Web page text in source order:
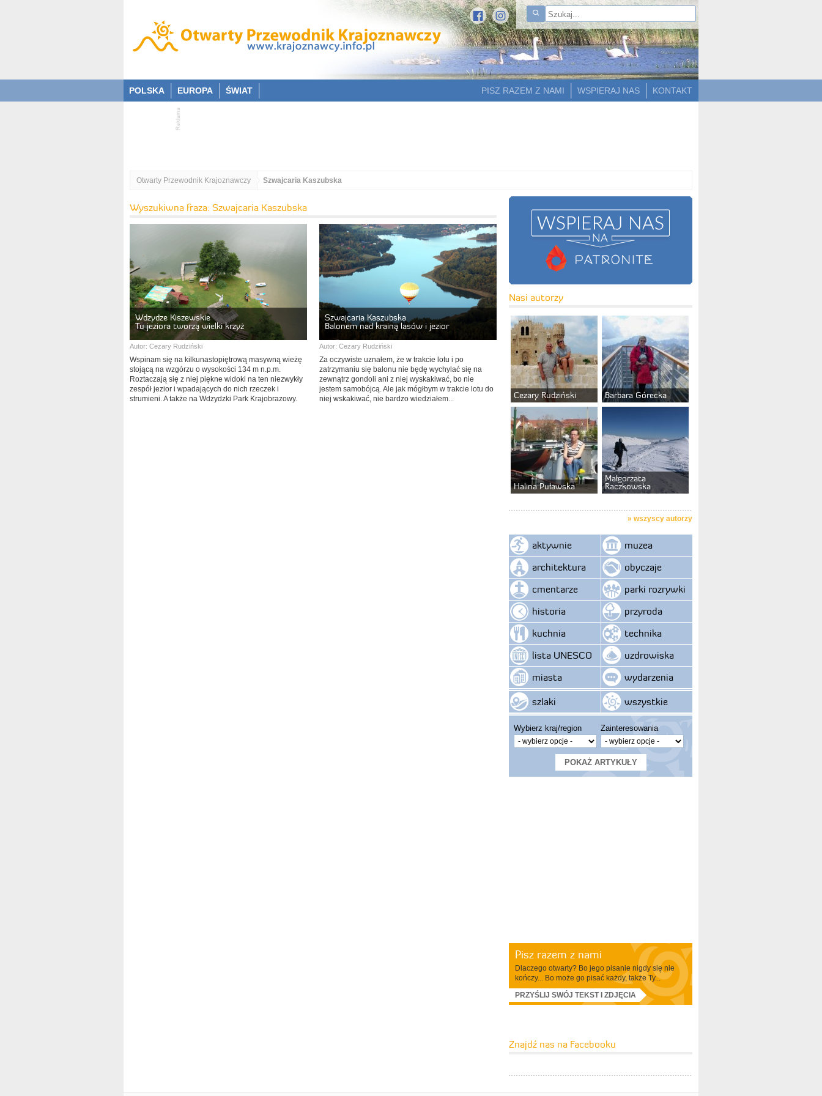
POLSKA EUROPA ŚWIAT KONTAKT
WSPIERAJ NAS
PISZ RAZEM Z NAMI
Otwarty Przewodnik Krajoznawczy Szwajcaria Kaszubska
Wyszukiwna fraza: Szwajcaria Kaszubska
Wdzydze Kiszewskie
Tu jeziora tworzą wielki krzyż
Autor: Cezary Rudziński
Wspinam się na kilkunastopiętrową masywną wieżę
stojącą na wzgórzu o wysokości 134 m n.p.m.
Roztaczają się z niej piękne widoki na ten niezwykły
zespół jezior i wpadających do nich rzeczek i
strumieni. A także na Wdzydzki Park Krajobrazowy.
Szwajcaria Kaszubska
Balonem nad krainą lasów i jezior
Autor: Cezary Rudziński
Za oczywiste uznałem, że w trakcie lotu i po
zatrzymaniu się balonu nie będę wychylać się na
zewnątrz gondoli ani z niej wyskakiwać, bo nie
jestem samobójcą. Ale jak mógłbym w trakcie lotu do
niej wskakiwać, nie bardzo wiedziałem...
Nasi autorzy
Cezary Rudziński Barbara Górecka
Halina Puławska
Małgorzata
Raczkowska
» wszyscy autorzy
aktywnie
architektura
cmentarze
historia
kuchnia
lista UNESCO
miasta
szlaki
muzea
obyczaje
parki rozrywki
przyroda
technika
uzdrowiska
wydarzenia
wszystkie
Wybierz kraj/region Zainteresowania
Pisz razem z nami
Dlaczego otwarty? Bo jego pisanie nigdy się nie
kończy... Bo może go pisać każdy, także Ty...
PRZYŚLIJ SWÓJ TEKST I ZDJĘCIA
Znajdź nas na Facebooku